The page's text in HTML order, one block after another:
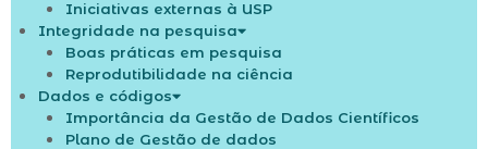
Iniciativas externas à USP
Integridade na pesquisa
Boas práticas em pesquisa
Reprodutibilidade na ciência
Dados e códigos
Importância da Gestão de Dados Científicos
Plano de Gestão de dados